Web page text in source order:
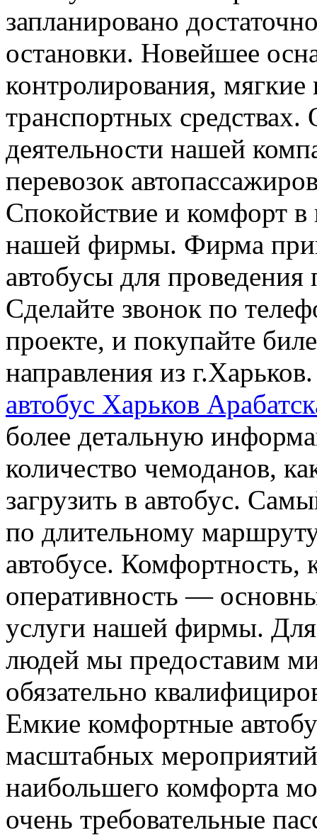
запланировано
остановки. Новейшее
контролирования, мягкие
транспортных
деятельности нашей
перевозок
Спокойствие и комфорт
нашей фирмы. Фирма
автобусы для проведения
Сделайте звонок по
проекте, и покупайте
направления из
автобус Харьков
более детальную
количество чемоданов,
загрузить в автобус.
по длительному
автобусе. Комфортность,
оперативность —
услуги нашей фирмы.
людей мы предоставим
обязательно
Емкие комфортные
масштабных
наибольшего комфорта
очень требовательные